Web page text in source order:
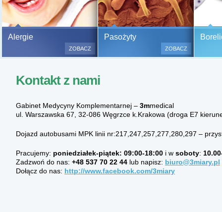
Alergie
Bezbolesne testy alergiczne
500 alergenów oraz zabiegi
odczulające.
ZOBACZ
Pasożyty
ZOBACZ
Kontakt z nami
Gabinet Medycyny Komplementarnej – 3mmedical
ul. Warszawska 67, 32-086 Węgrzce k.Krakowa (droga E7
Dojazd autobusami MPK linii nr:217,247,257,277,280,297 –
Pracujemy: poniedziałek-piątek: 09:00-18:00 i w soboty:
Zadzwoń do nas: +48 537 70 22 44 lub napisz: biuro@3miary.pl
Dołącz do nas: http://www.facebook.com/3miary